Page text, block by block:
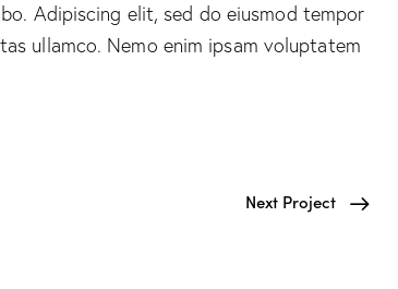
Adipiscing elit, sed do eiusmod tempor
ullamco. Nemo enim ipsam voluptatem
Next Project